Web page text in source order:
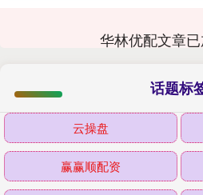
华林优配文章
话题标
云操盘
赢赢顺配资